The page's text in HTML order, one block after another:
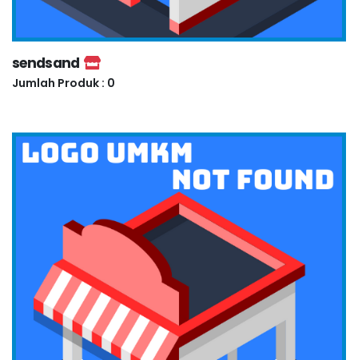
sendsand
Jumlah Produk : 0